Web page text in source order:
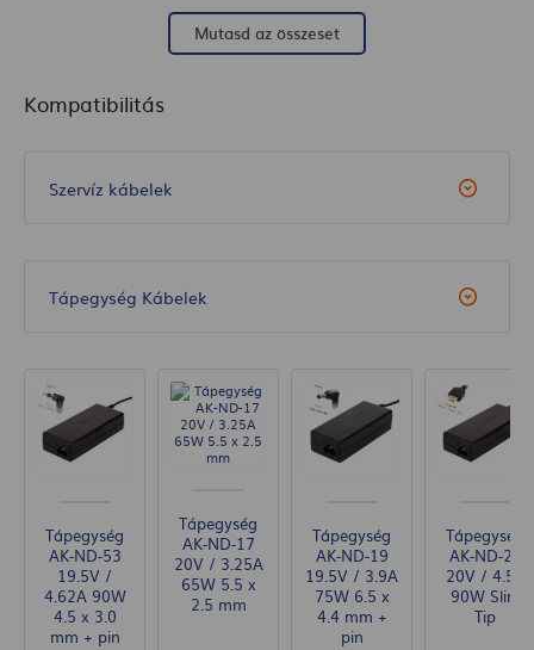
Tápbemenet IEC C6
Mechanikus kapcsoló Semmi
Mutasd az összeset
Kompatibilitás
Szervíz kábelek
Tápegység Kábelek
Tápegység
AK-ND-53
19.5V /
4.62A 90W
4.5 x 3.0
mm + pin
Tápegység
AK-ND-17
20V / 3.25A
65W 5.5 x
2.5 mm
Tápegység
AK-ND-19
19.5V / 3.9A
75W 6.5 x
4.4 mm +
pin
Tápegység
AK-ND-29
20V / 4.5A
90W Slim
Tip